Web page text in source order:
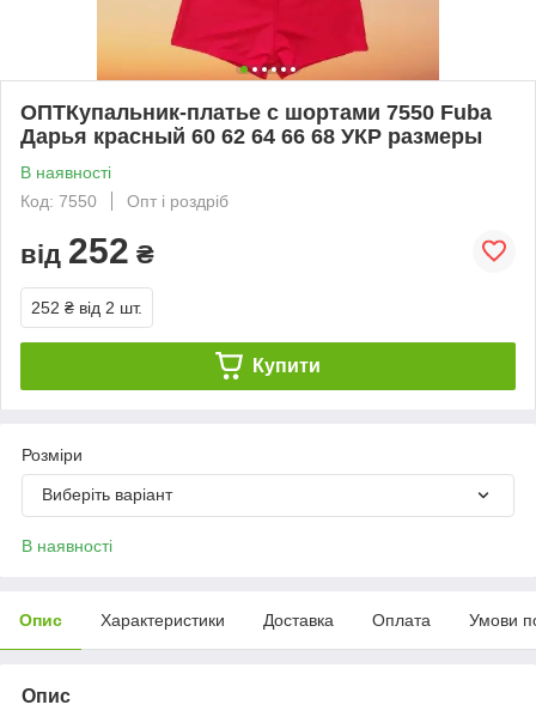
ОПТКупальник-платье с шортами 7550 Fuba
Дарья красный 60 62 64 66 68 УКР размеры
В наявності
Код: 7550
Опт і роздріб
від 252 ₴
252 ₴ від 2 шт.
Купити
Розміри
Виберіть варіант
В наявності
Опис Характеристики Доставка Оплата Умови
Опис